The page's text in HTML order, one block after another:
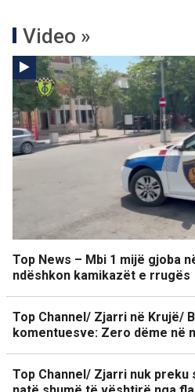
Video »
Top News – Mbi 1 mijë gjoba
ndëshkon kamikazët e rrugës
Top Channel/ Zjarri në Krujë/
komentuesve: Zero dëme në
Top Channel/ Zjarri nuk preku